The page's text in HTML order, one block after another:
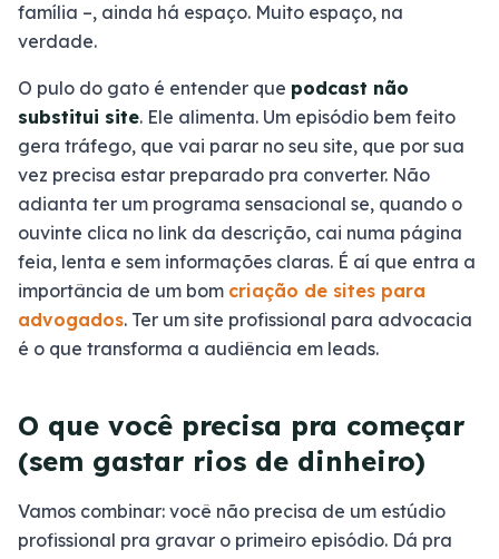
família –, ainda há espaço. Muito espaço, na
verdade.
O pulo do gato é entender que podcast não
substitui site. Ele alimenta. Um episódio bem feito
gera tráfego, que vai parar no seu site, que por sua
vez precisa estar preparado pra converter. Não
adianta ter um programa sensacional se, quando o
ouvinte clica no link da descrição, cai numa página
feia, lenta e sem informações claras. É aí que entra a
importância de um bom criação de sites para
advogados. Ter um site profissional para advocacia
é o que transforma a audiência em leads.
O que você precisa pra começar
(sem gastar rios de dinheiro)
Vamos combinar: você não precisa de um estúdio
profissional pra gravar o primeiro episódio. Dá pra